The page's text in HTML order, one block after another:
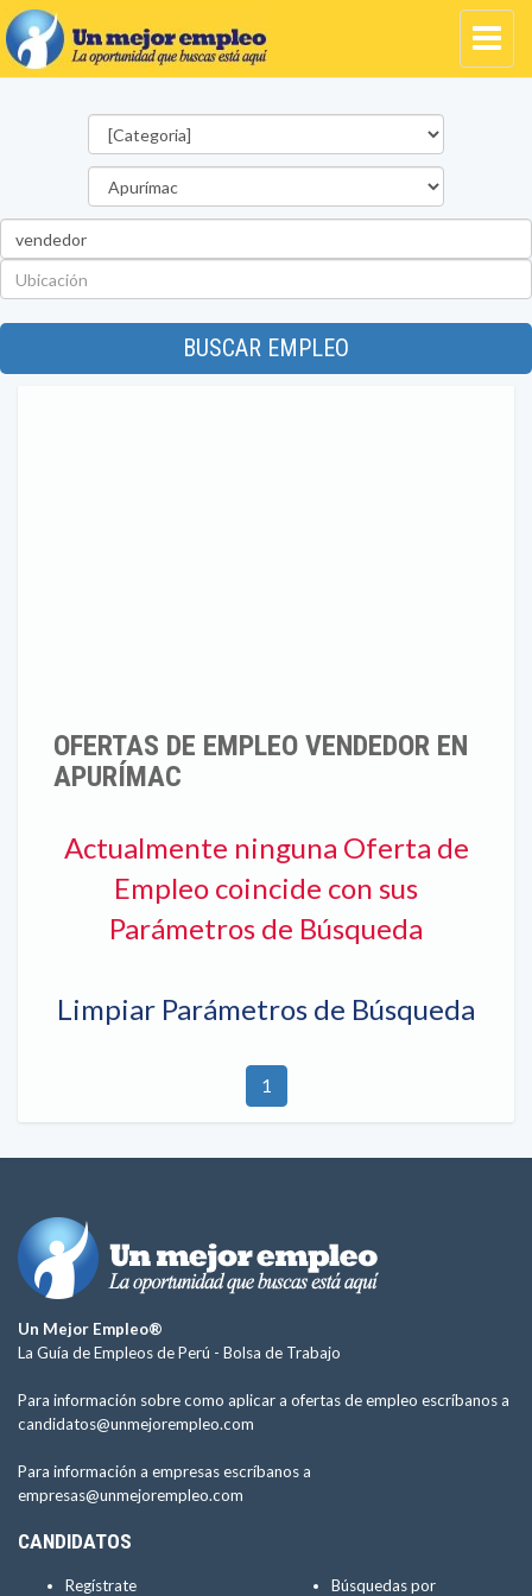
BUSCAR EMPLEO
OFERTAS DE EMPLEO VENDEDOR EN
APURÍMAC
Actualmente ninguna Oferta de
Empleo coincide con sus
Parámetros de Búsqueda
Limpiar Parámetros de Búsqueda
1
Un Mejor Empleo®
La Guía de Empleos de Perú - Bolsa de Trabajo
Para información sobre como aplicar a ofertas de empleo escríbanos a
candidatos@unmejorempleo.com
Para información a empresas escríbanos a
empresas@unmejorempleo.com
CANDIDATOS
Regístrate Búsquedas por